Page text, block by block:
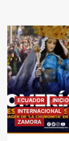
ECUADOR
INICIO
INTERNACIONAL
ZAMORA